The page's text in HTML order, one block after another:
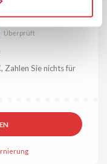
Überprüft
Sie nichts für